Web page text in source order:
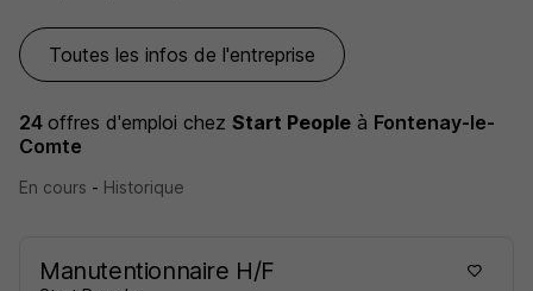
Toutes les infos de l'entreprise
24 offres d'emploi chez Start People à Fontenay-le-
Comte
En cours - Historique
Manutentionnaire H/F